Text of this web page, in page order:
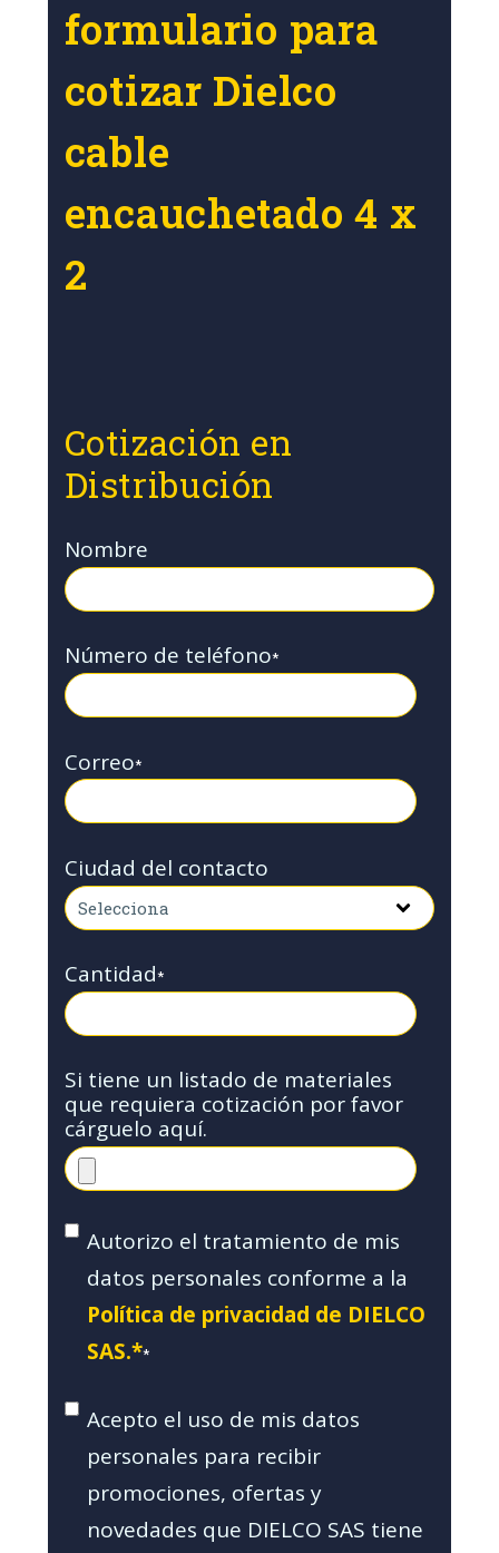
formulario para
cotizar Dielco
cable
encauchetado 4 x
2
Cotización en
Distribución
Nombre
Número de teléfono*
Correo*
Ciudad del contacto
Cantidad*
Si tiene un listado de materiales
que requiera cotización por favor
cárguelo aquí.
Autorizo el tratamiento de mis
datos personales conforme a la
Política de privacidad de DIELCO
SAS.**
Acepto el uso de mis datos
personales para recibir
promociones, ofertas y
novedades que DIELCO SAS tiene